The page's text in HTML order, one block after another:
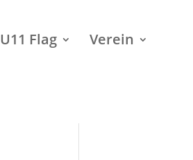
U11 Flag Verein